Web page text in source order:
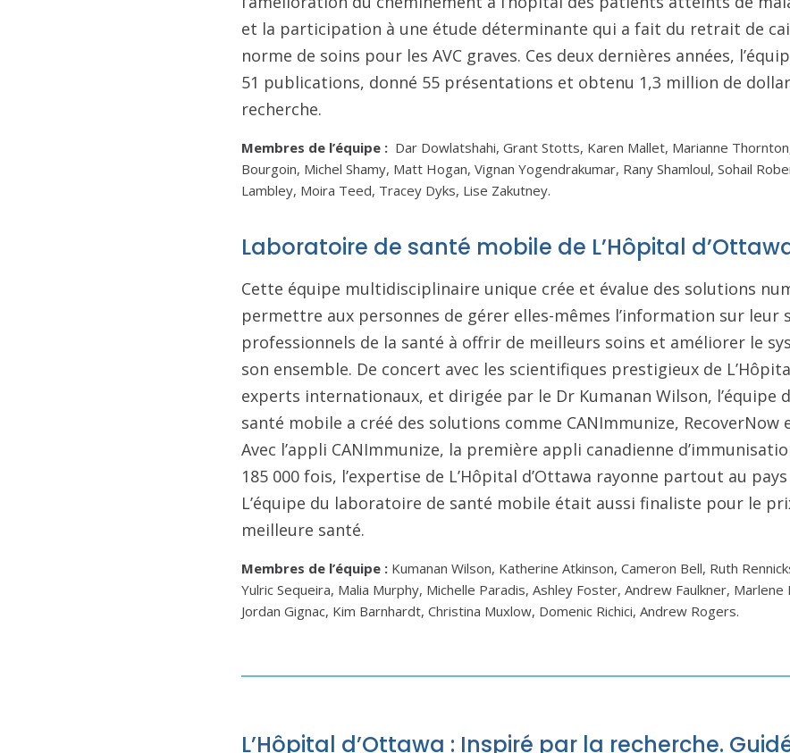
et la participation à une étude déterminante qui a fait du retrait de
norme de soins pour les AVC graves. Ces deux dernières années,
51 publications, donné 55 présentations et obtenu 1,3 million de
recherche.
Membres de l’équipe : Dar Dowlatshahi, Grant Stotts, Karen Mallet, Marianne
Bourgoin, Michel Shamy, Matt Hogan, Vignan Yogendrakumar, Rany Shamloul, Sohail
Lambley, Moira Teed, Tracey Dyks, Lise Zakutney.
Laboratoire de santé mobile de L’Hôpital
Cette équipe multidisciplinaire unique crée et évalue des solutions
permettre aux personnes de gérer elles-mêmes l’information sur leur
professionnels de la santé à offrir de meilleurs soins et améliorer le
son ensemble. De concert avec les scientifiques prestigieux de
experts internationaux, et dirigée par le Dr Kumanan Wilson, l’équipe
santé mobile a créé des solutions comme CANImmunize, RecoverNow
Avec l’appli CANImmunize, la première appli canadienne
185 000 fois, l’expertise de L’Hôpital d’Ottawa rayonne partout au
L’équipe du laboratoire de santé mobile était aussi finaliste pour le
meilleure santé.
Membres de l’équipe : Kumanan Wilson, Katherine Atkinson, Cameron Bell, Ruth
Yulric Sequeira, Malia Murphy, Michelle Paradis, Ashley Foster, Andrew Faulkner, Marlene
Jordan Gignac, Kim Barnhardt, Christina Muxlow, Domenic Richici, Andrew Rogers.
L’Hôpital d’Ottawa : Inspiré par la recherche.